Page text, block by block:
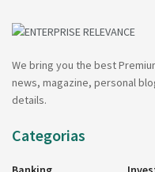
We bring you the best
news, magazine, personal
details.
Categorias